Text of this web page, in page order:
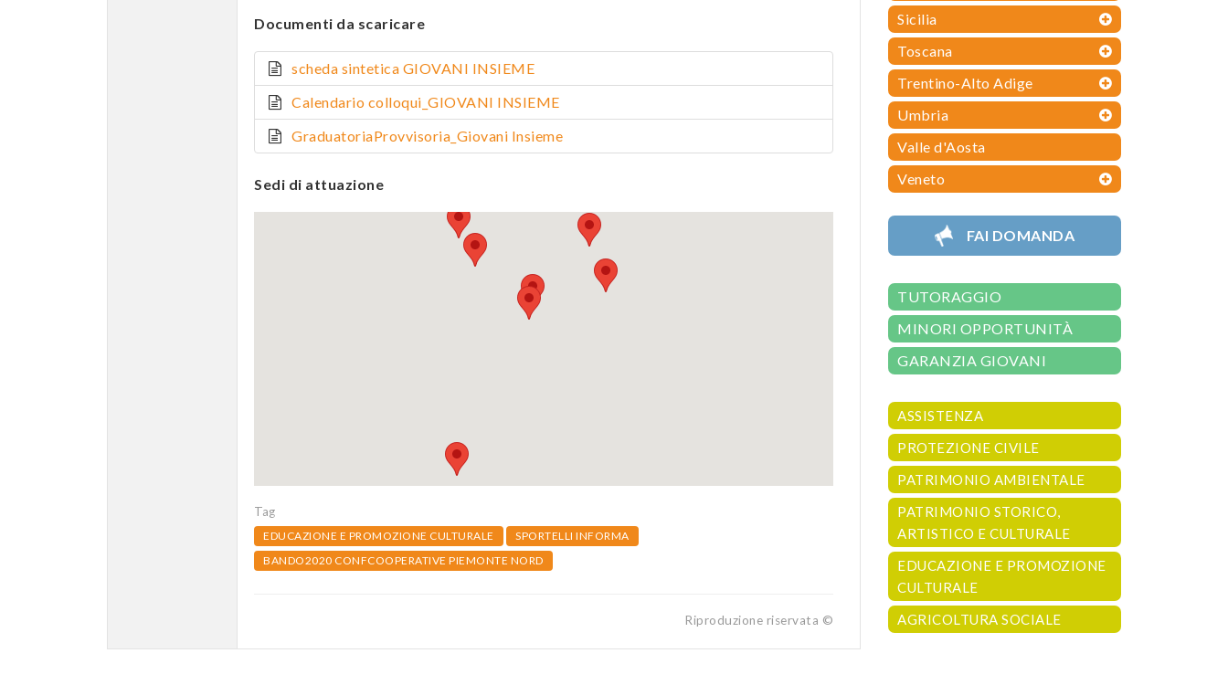
Documenti da scaricare
scheda sintetica GIOVANI INSIEME
Calendario colloqui_GIOVANI INSIEME
GraduatoriaProvvisoria_Giovani Insieme
Sedi di attuazione
Tag
EDUCAZIONE E PROMOZIONE CULTURALE
SPORTELLI INFORMA
BANDO2020 CONFCOOPERATIVE PIEMONTE NORD
Riproduzione riservata ©
Sicilia
Toscana
Trentino-Alto Adige
Umbria
Valle d'Aosta
Veneto
FAI DOMANDA
TUTORAGGIO
MINORI OPPORTUNITÀ
GARANZIA GIOVANI
ASSISTENZA
PROTEZIONE CIVILE
PATRIMONIO AMBIENTALE
PATRIMONIO STORICO,
ARTISTICO E CULTURALE
EDUCAZIONE E PROMOZIONE
CULTURALE
AGRICOLTURA SOCIALE